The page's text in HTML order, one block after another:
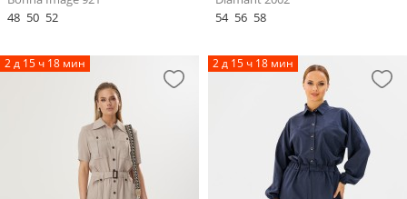
48 50 52
54 56 58
2 д 15 ч 18 мин 2 д 15 ч 18 мин